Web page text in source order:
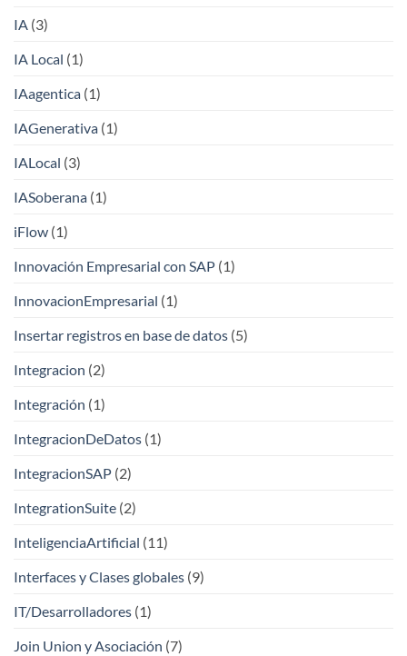
IA (3)
IA Local (1)
IAagentica (1)
IAGenerativa (1)
IALocal (3)
IASoberana (1)
iFlow (1)
Innovación Empresarial con SAP (1)
InnovacionEmpresarial (1)
Insertar registros en base de datos (5)
Integracion (2)
Integración (1)
IntegracionDeDatos (1)
IntegracionSAP (2)
IntegrationSuite (2)
InteligenciaArtificial (11)
Interfaces y Clases globales (9)
IT/Desarrolladores (1)
Join Union y Asociación (7)